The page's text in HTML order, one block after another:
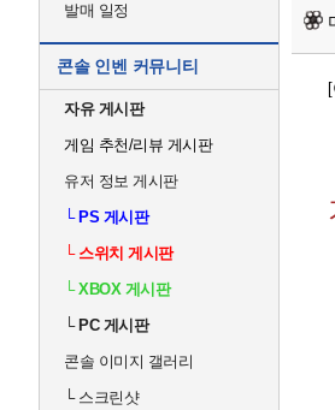
발매 일정
콘솔 인벤 커뮤니티
자유 게시판
게임 추천/리뷰 게시판
유저 정보 게시판
└PS 게시판
└스위치 게시판
└XBOX 게시판
└PC 게시판
콘솔 이미지 갤러리
└스크린샷